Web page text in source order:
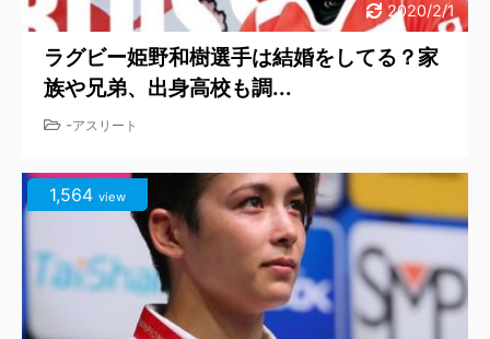
2020/2/1
ラグビー姫野和樹選手は結婚をしてる？家
族や兄弟、出身高校も調...
-アスリート
1,564 view